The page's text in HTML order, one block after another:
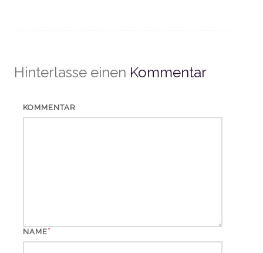
Hinterlasse einen Kommentar
KOMMENTAR
NAME*